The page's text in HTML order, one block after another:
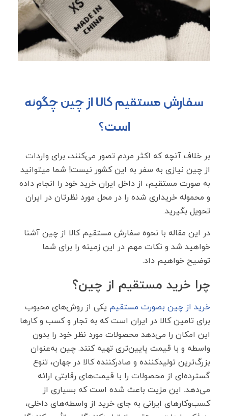
سفارش مستقیم کالا از چین چگونه
است؟
بر خلاف آنچه که اکثر مردم تصور می‌کنند، برای واردات
از چین نیازی به سفر به این کشور نیست! شما میتوانید
به صورت مستقیم، از داخل ایران خرید خود را انجام داده
و محموله خریداری شده را در محل مورد نظرتان در ایران
تحویل بگیرید.
در این مقاله با نحوه سفارش مستقیم کالا از چین آشنا
خواهید شد و نکات مهم در این زمینه را برای شما
توضیح خواهیم داد.
چرا خرید مستقیم از چین؟
خرید از چین بصورت مستقیم یکی از روش‌های محبوب
برای تامین کالا در ایران است که به تجار و کسب ‌و کارها
این امکان را می‌دهد محصولات مورد نظر خود را بدون
واسطه و با قیمت پایین‌تری تهیه کنند. چین به‌عنوان
بزرگ‌ترین تولیدکننده و صادرکننده کالا در جهان، تنوع
گسترده‌ای از محصولات را با قیمت‌های رقابتی ارائه
می‌دهد. این مزیت باعث شده است که بسیاری از
کسب‌وکارهای ایرانی به‌ جای خرید از واسطه‌های داخلی،